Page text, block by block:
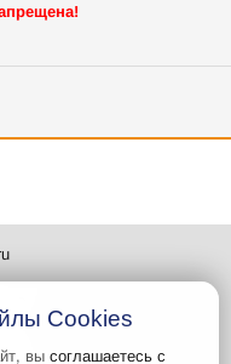
Cookies
вы соглашаетесь с